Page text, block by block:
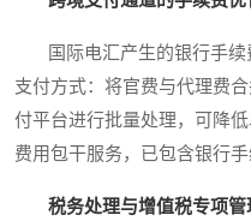
国际电汇产生的银行手续
支付方式：将官费与代理费
付平台进行批量处理，可降
费用包干服务，已包含银行手
税务处理与增值税专项管